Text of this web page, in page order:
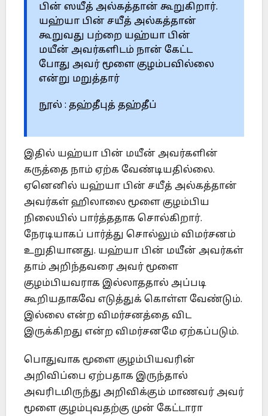
பின் ஸயீத் அல்கத்தான் கூறுகிறார்.
யஹ்யா பின் சயீத் அல்கத்தான்
கூறுவது பற்றை யஹ்யா பின்
மயீன் அவர்களிடம் நான் கேட்ட
போது அவர் மூளை குழம்பவில்லை
என்று மறுத்தார்
நூல் : தஹ்தீபுத் தஹ்தீப்
இதில் யஹ்யா பின் மயீன் அவர்களின்
கருத்தை நாம் ஏற்க வேண்டியதில்லை.
ஏனெனில் யஹ்யா பின் சயீத் அல்கத்தான்
அவர்கள் ஹிலாலை மூளை குழம்பிய
நிலையில் பார்த்ததாக சொல்கிறார்.
நேரடியாகப் பார்த்து சொல்லும் விமர்சனம்
உறுதியானது. யஹ்யா பின் மயீன் அவர்கள்
தாம் அறிந்தவரை அவர் மூளை
குழம்பியவராக இல்லாததால் அப்படி
கூறியதாகவே எடுத்துக் கொள்ள வேண்டும்.
இல்லை என்ற விமர்சனத்தை விட
இருக்கிறது என்ற விமர்சனமே ஏற்கப்படும்.
பொதுவாக மூளை குழம்பியவரின்
அறிவிப்பை ஏற்பதாக இருந்தால்
அவரிடமிருந்து அறிவிக்கும் மாணவர் அவர்
மூளை குழம்புவதற்கு முன் கேட்டாரா